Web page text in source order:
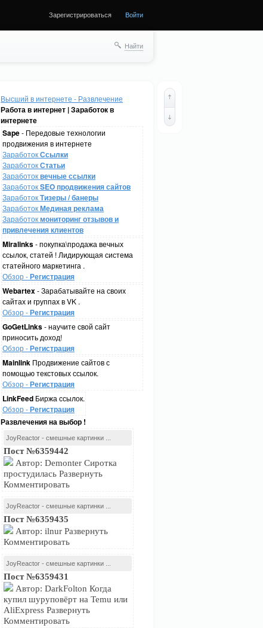
Зарегистрироваться Войти
Найти
Высший в интернете - Развлечение
Работа в интернет | Заработок в
интернете
Sape- Передовые технологии
продвижения в интернете
ЗаработокСсылки
ЗаработокСтатьи
Заработоквечные ссылки
ЗаработокSEO продвижения сайтов
ЗаработокТизеры / банеры
ЗаработокМединая реклама
Заработокмониторинг отзывов и
привлечения клиентов
Miralinks- покупка\продажа вечных
ссылок, статей ! Лидирующая система
статейного маркетинга .
Обзор -Регистрация
Webartex- Зарабатывайте на своих
сайтах и группах в VK .
Обзор -Регистрация
GoGetLinks- научите свой сайт
приносить доход!
Обзор -Регистрация
Mainlink Продвижение сайтов с
помощью текстовых ссылок.
Обзор -Регистрация
LinkFeed Биржа ссылок.
Обзор -Регистрация
Развлечения на выбор !
JoyReactor - смешные картинки ...
Пост №6359442
Автор: Demonter Сиротка
простудилась Развернуть
Комментировать
JoyReactor - смешные картинки ...
Пост №6359435
Автор: ilnur Развернуть
Комментировать
JoyReactor - смешные картинки ...
Пост №6359431
Автор: DarkFolton Когда
купил шуруповёрт на Temu или
AliExpress Развернуть
Комментировать